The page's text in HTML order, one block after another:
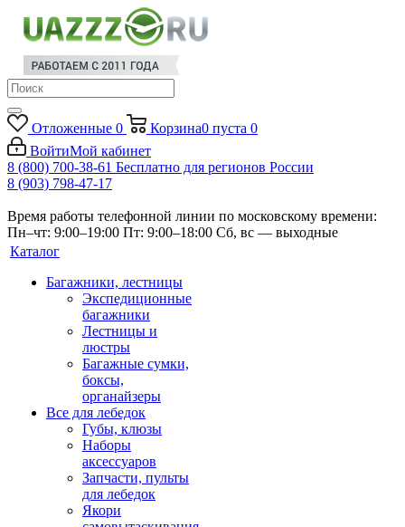
Отложенные 0 Корзина0 пуста 0
ВойтиМой кабинет
8 (800) 700-38-61 Бесплатно для регионов России
8 (903) 798-47-17
Время работы телефонной линии по московскому времени:
Пн–чт: 9:00–19:00 Пт: 9:00–18:00 Сб, вс — выходные
Каталог
Багажники, лестницы
Экспедиционные
багажники
Лестницы и
люстры
Багажные сумки,
боксы,
органайзеры
Все для лебедок
Губы, клюзы
Наборы
аксессуаров
Запчасти, пульты
для лебедок
Якори